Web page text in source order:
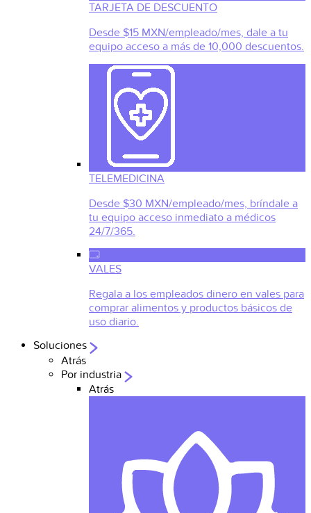
TARJETA DE DESCUENTO
Desde $15 MXN/empleado/mes, dale a tu
equipo acceso a más de 10,000 descuentos.
TELEMEDICINA
Desde $30 MXN/empleado/mes, bríndale a
tu equipo acceso inmediato a médicos
24/7/365.
VALES
Regala a los empleados dinero en vales para
comprar alimentos y productos básicos de
uso diario.
Soluciones
Atrás
Por industria
Atrás